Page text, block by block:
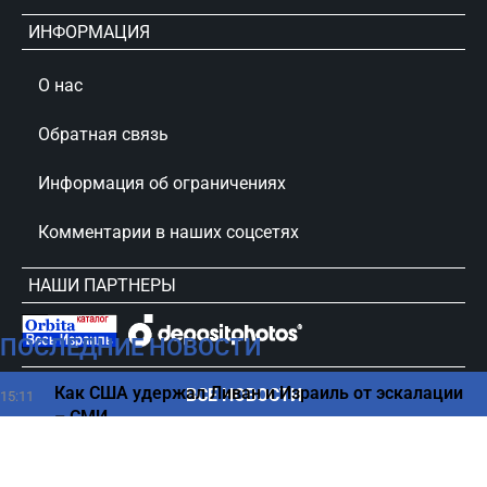
ПОСЛЕДНИЕ НОВОСТИ
15:11
Как США удержал Ливан и Израиль от эскалации
– СМИ
ВСЕ НОВОСТИ
ИНФОРМАЦИЯ
О нас
Обратная связь
Информация об ограничениях
Комментарии в наших соцсетях
НАШИ ПАРТНЕРЫ
сursorinfo.co.il © Все права защищены